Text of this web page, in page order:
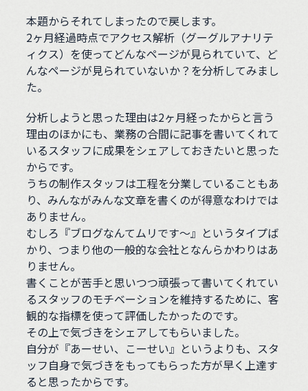
本題からそれてしまったので戻します。
2ヶ月経過時点でアクセス解析（グーグルアナリテ
ィクス）を使ってどんなページが見られていて、ど
んなページが見られていないか？を分析してみまし
た。
分析しようと思った理由は2ヶ月経ったからと言う
理由のほかにも、業務の合間に記事を書いてくれて
いるスタッフに成果をシェアしておきたいと思った
からです。
うちの制作スタッフは工程を分業していることもあ
り、みんながみんな文章を書くのが得意なわけでは
ありません。
むしろ『ブログなんてムリです〜』というタイプば
かり、つまり他の一般的な会社となんらかわりはあ
りません。
書くことが苦手と思いつつ頑張って書いてくれてい
るスタッフのモチベーションを維持するために、客
観的な指標を使って評価したかったのです。
その上で気づきをシェアしてもらいました。
自分が『あーせい、こーせい』というよりも、スタ
ッフ自身で気づきをもってもらった方が早く上達す
ると思ったからです。